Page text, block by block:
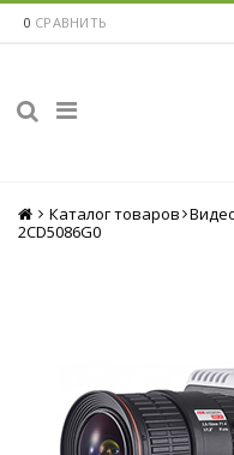
0 СРАВНИТЬ
Главная
Каталог товаров
2CD5086G0